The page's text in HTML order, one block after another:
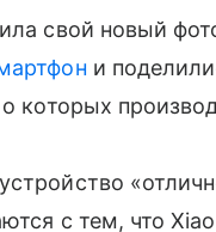
свой новый
и
которых
с тем, что